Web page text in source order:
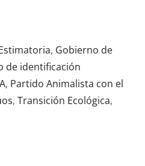
, Gobierno de
de identificación
, Partido Animalista con el
, Transición Ecológica,